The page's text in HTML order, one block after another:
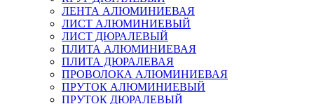
ЛЕНТА АЛЮМИНИЕВАЯ
ЛИСТ АЛЮМИНИЕВЫЙ
ЛИСТ ДЮРАЛЕВЫЙ
ПЛИТА АЛЮМИНИЕВАЯ
ПЛИТА ДЮРАЛЕВАЯ
ПРОВОЛОКА АЛЮМИНИЕВАЯ
ПРУТОК АЛЮМИНИЕВЫЙ
ПРУТОК ДЮРАЛЕВЫЙ